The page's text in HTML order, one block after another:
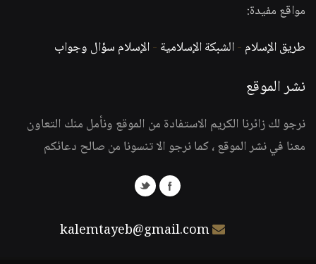
مواقع مفيدة:
طريق الإسلام -الشبكة الإسلامية -الإسلام سؤال وجواب
نشر الموقع
نرجو لك زائرنا الكريم الاستفادة من الموقع ونأمل منك التعاون
معنا في نشر الموقع ، كما نرجو الا تنسونا من صالح دعائكم
kalemtayeb@gmail.com